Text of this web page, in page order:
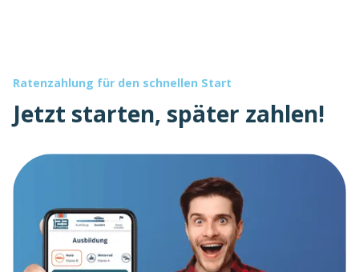
Ratenzahlung für den schnellen Start
Jetzt starten, später zahlen!